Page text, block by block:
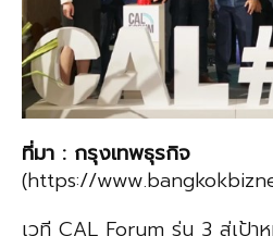
ที่มา : กรุงเทพธุรกิจ
(https://
เวที CAL Forum รุ่น 3 สู่เป้า